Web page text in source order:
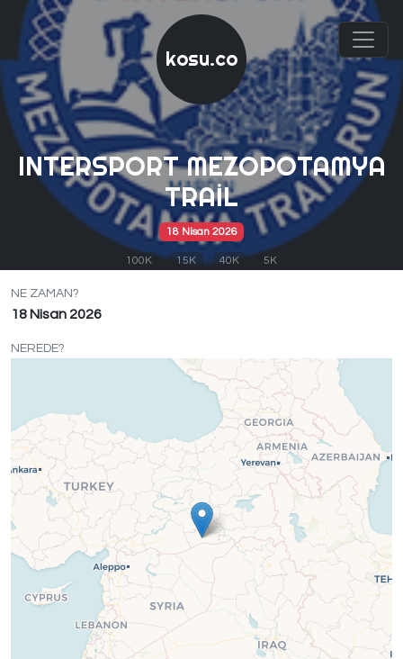
kosu.co
INTERSPORT MEZOPOTAMYA
TRAIL
18 Nisan 2026
100K 15K 40K 5K
NE ZAMAN?
18 Nisan 2026
NEREDE?